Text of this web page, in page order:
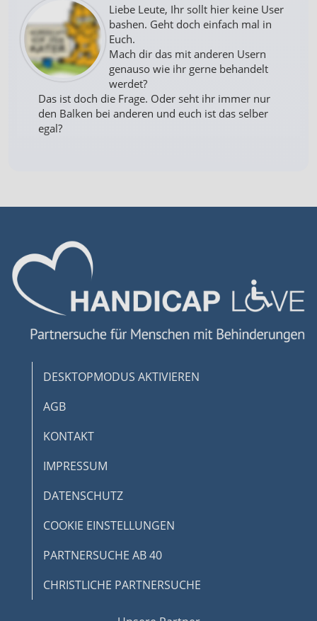
Liebe Leute, Ihr sollt hier keine User
bashen. Geht doch einfach mal in
Euch.
Mach dir das mit anderen Usern
genauso wie ihr gerne behandelt
werdet?
Das ist doch die Frage. Oder seht ihr immer nur
den Balken bei anderen und euch ist das selber
egal?
DESKTOPMODUS AKTIVIEREN
AGB
KONTAKT
IMPRESSUM
DATENSCHUTZ
COOKIE EINSTELLUNGEN
PARTNERSUCHE AB 40
CHRISTLICHE PARTNERSUCHE